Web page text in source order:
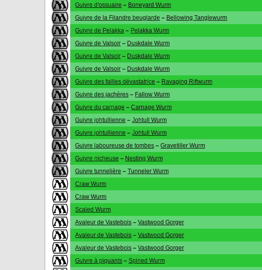
Guivre d'ossuaire – Boneyard Wurm
Guivre de la Filandre beuglarde – Bellowing Tanglewurm
Guivre de Pelakka – Pelakka Wurm
Guivre de Valsoir – Duskdale Wurm
Guivre de Valsoir – Duskdale Wurm
Guivre de Valsoir – Duskdale Wurm
Guivre des failles dévastatrice – Ravaging Riftwurm
Guivre des jachères – Fallow Wurm
Guivre du carnage – Carnage Wurm
Guivre johtullienne – Johtull Wurm
Guivre johtullienne – Johtull Wurm
Guivre laboureuse de tombes – Gravetiller Wurm
Guivre nicheuse – Nesting Wurm
Guivre tunnelière – Tunneler Wurm
Craw Wurm
Craw Wurm
Scaled Wurm
Avaleur de Vastebois – Vastwood Gorger
Avaleur de Vastebois – Vastwood Gorger
Avaleur de Vastebois – Vastwood Gorger
Guivre à piquants – Spined Wurm